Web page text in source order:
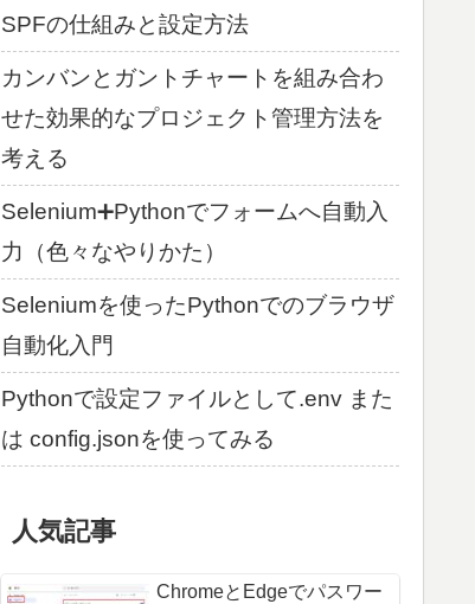
SPFの仕組みと設定方法
カンバンとガントチャートを組み合わ
せた効果的なプロジェクト管理方法を
考える
Selenium➕Pythonでフォームへ自動入
力（色々なやりかた）
Seleniumを使ったPythonでのブラウザ
自動化入門
Pythonで設定ファイルとして.env また
は config.jsonを使ってみる
人気記事
ChromeとEdgeでパスワー